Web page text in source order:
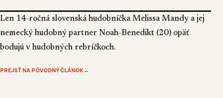
Len 14-ročná slovenská hudobníčka Melissa Mandy a jej
nemecký hudobný partner Noah-Benedikt (20) opäť
bodujú v hudobných rebríčkoch.
PREJSŤ NA PÔVODNÝ ČLÁNOK →